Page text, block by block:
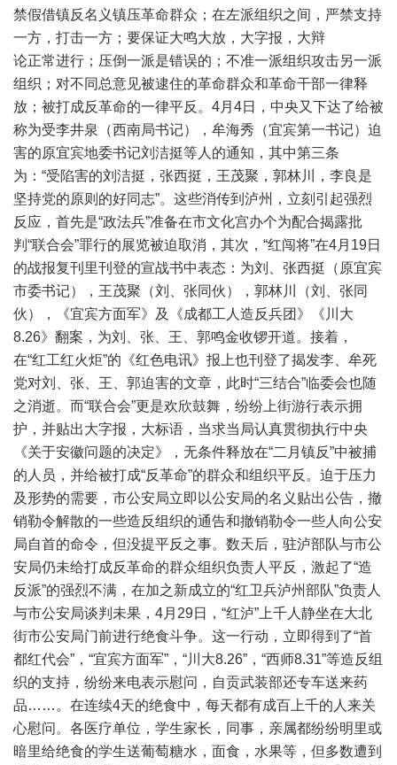
禁假借镇反名义镇压革命群众；在左派组织之间，严禁支持
一方，打击一方；要保证大鸣大放，大字报，大辩
论正常进行；压倒一派是错误的；不准一派组织攻击另一派
组织；对不同总意见被逮住的革命群众和革命干部一律释
放；被打成反革命的一律平反。4月4日，中央又下达了给被
称为受李井泉（西南局书记），牟海秀（宜宾第一书记）迫
害的原宜宾地委书记刘洁挺等人的通知，其中第三条
为：“受陷害的刘洁挺，张西挺，王茂聚，郭林川，李良是
坚持党的原则的好同志”。这些消传到泸州，立刻引起强烈
反应，首先是“政法兵”准备在市文化宫办个为配合揭露批
判“联合会”罪行的展览被迫取消，其次，“红闯将”在4月19日
的战报复刊里刊登的宣战书中表态：为刘、张西挺（原宜宾
市委书记），王茂聚（刘、张同伙），郭林川（刘、张同
伙），《宜宾方面军》及《成都工人造反兵团》《川大
8.26》翻案，为刘、张、王、郭鸣金收锣开道。接着，
在“红工红火炬”的《红色电讯》报上也刊登了揭发李、牟死
党对刘、张、王、郭迫害的文章，此时“三结合”临委会也随
之消逝。而“联合会”更是欢欣鼓舞，纷纷上街游行表示拥
护，并贴出大字报，大标语，当求当局认真贯彻执行中央
《关于安徽问题的决定》，无条件释放在“二月镇反”中被捕
的人员，并给被打成“反革命”的群众和组织平反。迫于压力
及形势的需要，市公安局立即以公安局的名义贴出公告，撤
销勒令解散的一些造反组织的通告和撤销勒令一些人向公安
局自首的命令，但没提平反之事。数天后，驻泸部队与市公
安局仍未给打成反革命的群众组织负责人平反，激起了“造
反派”的强烈不满，在加之新成立的“红卫兵泸州部队”负责人
与市公安局谈判未果，4月29日，“红泸”上千人静坐在大北
街市公安局门前进行绝食斗争。这一行动，立即得到了“首
都红代会”，“宜宾方面军”，“川大8.26”，“西师8.31”等造反组
织的支持，纷纷来电表示慰问，自贡武装部还专车送来药
品……。在连续4天的绝食中，每天都有成百上千的人来关
心慰问。各医疗单位，学生家长，同事，亲属都纷纷明里或
暗里给绝食的学生送葡萄糖水，面食，水果等，但多数遭到